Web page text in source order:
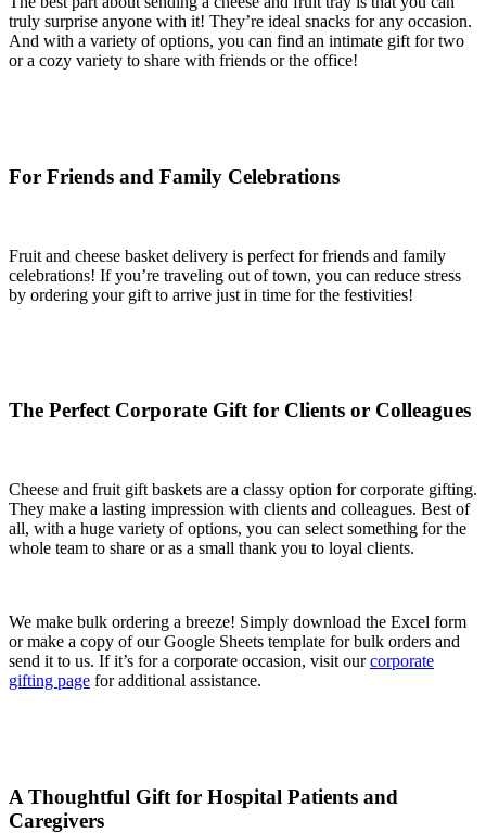
truly surprise anyone with it! They’re ideal snacks for any occasion.
And with a variety of options, you can find an intimate gift for two
or a cozy variety to share with friends or the office!
For Friends and Family Celebrations
Fruit and cheese basket delivery is perfect for friends and family
celebrations! If you’re traveling out of town, you can reduce stress
by ordering your gift to arrive just in time for the festivities!
The Perfect Corporate Gift for Clients or Colleagues
Cheese and fruit gift baskets are a classy option for corporate gifting.
They make a lasting impression with clients and colleagues. Best of
all, with a huge variety of options, you can select something for the
whole team to share or as a small thank you to loyal clients.
We make bulk ordering a breeze! Simply download the Excel form
or make a copy of our Google Sheets template for bulk orders and
send it to us. If it’s for a corporate occasion, visit ourcorporate
gifting page for additional assistance.
A Thoughtful Gift for Hospital Patients and
Caregivers